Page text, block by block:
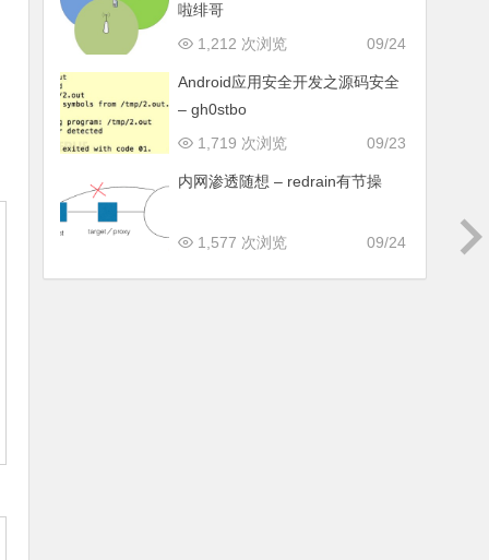
啦绯哥
09/24
1,212 次浏览
Android应用安全开发之源码安全
– gh0stbo
09/23
1,719 次浏览
内网渗透随想 – redrain有节操
09/24
1,577 次浏览